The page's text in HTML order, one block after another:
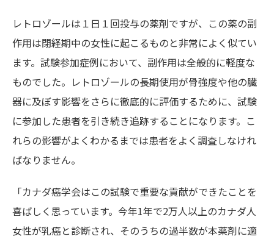
レトロゾールは１日１回投与の薬剤ですが、この薬の副
作用は閉経期中の女性に起こるものと非常によく似てい
ます。試験参加症例において、副作用は全般的に軽度な
ものでした。レトロゾールの長期使用が骨強度や他の臓
器に及ぼす影響をさらに徹底的に評価するために、試験
に参加した患者を引き続き追跡することになります。こ
れらの影響がよくわかるまでは患者をよく調査しなけれ
ばなりません。
「カナダ癌学会はこの試験で重要な貢献ができたことを
喜ばしく思っています。今年1年で2万人以上のカナダ人
女性が乳癌と診断され、そのうちの過半数が本薬剤に適